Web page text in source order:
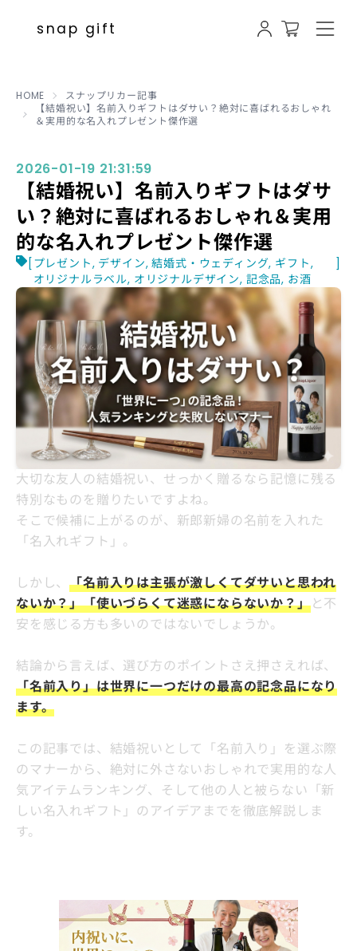
snap gift 【結婚祝い】名前入りギフトはダサ
HOME
スナップリカー記事
【結婚祝い】名前入りギフトはダサい？絶対に喜ばれるおしゃれ
＆実用的な名入れプレゼント傑作選
2026-01-19 21:31:59
【結婚祝い】名前入りギフトはダサ
い？絶対に喜ばれるおしゃれ＆実用
的な名入れプレゼント傑作選
[ プレゼント, デザイン, 結婚式・ウェディング, ギフト,
オリジナルラベル, オリジナルデザイン, 記念品, お酒
]
大切な友人の結婚祝い、せっかく贈るなら記憶に残る
特別なものを贈りたいですよね。
そこで候補に上がるのが、新郎新婦の名前を入れた
「名入れギフト」。
しかし、「名前入りは主張が激しくてダサいと思われ
ないか？」「使いづらくて迷惑にならないか？」と不
安を感じる方も多いのではないでしょうか。
結論から言えば、選び方のポイントさえ押さえれば、
「名前入り」は世界に一つだけの最高の記念品になり
ます。
この記事では、結婚祝いとして「名前入り」を選ぶ際
のマナーから、絶対に外さないおしゃれで実用的な人
気アイテムランキング、そして他の人と被らない「新
しい名入れギフト」のアイデアまでを徹底解説しま
す。